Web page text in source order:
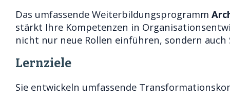
Das umfassende Weiterbildungsprogramm
stärkt Ihre Kompetenzen in
nicht nur neue Rollen einführen, sondern
Lernziele
Sie entwickeln umfassende